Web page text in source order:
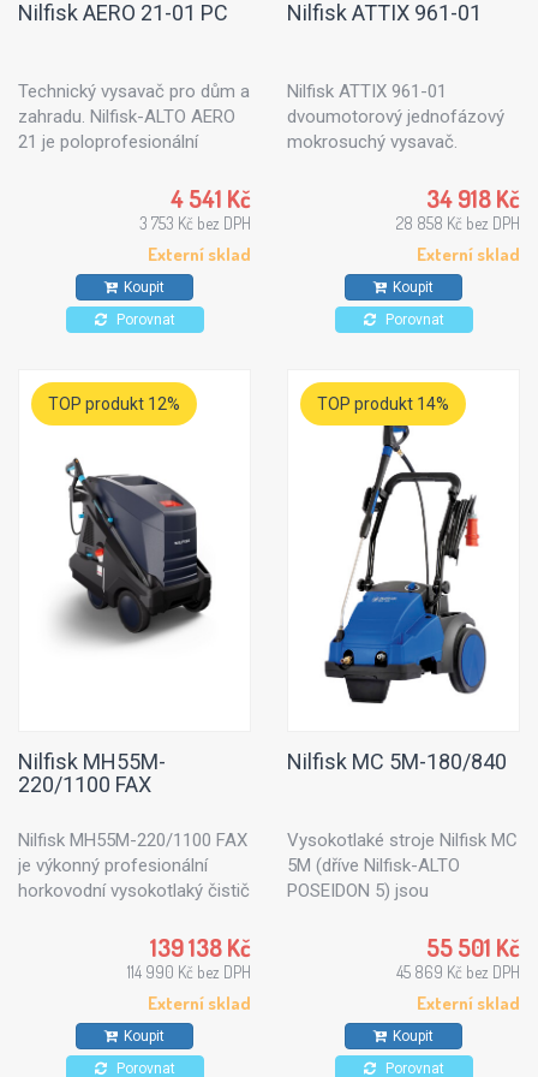
Nilfisk AERO 21-01 PC
Technický vysavač pro dům a
zahradu. Nilfisk-ALTO AERO
21 je poloprofesionální
hobby účely. Lze sním
vysávat jak suché, tak i
4 541 Kč
3 753 Kč bez DPH
Externí sklad
Koupit
Porovnat
Nilfisk ATTIX 961-01
Nilfisk ATTIX 961-01
dvoumotorový jednofázový
mokrosuchý vysavač.
vysokým výkonem.34 918 Kč
28 858 Kč bez DPH
Externí sklad
Koupit
Porovnat
TOP produkt 12%
Nilfisk MH55M-
220/1100 FAX
Nilfisk MH55M-220/1100 FAX
je výkonný profesionální
horkovodní vysokotlaký čistič
nové řady Nilfisk MH
Advanced. Třífázový model s
tlakem 220 bar, maximálním
průtokem 1100 l/h,
provozním průtokem 1050 l/h
a navíjecím bubnem
139 138 Kč
114 990 Kč bez DPH
Externí sklad
Koupit
Porovnat
TOP produkt 14%
Nilfisk MC 5M-180/840
Vysokotlaké stroje Nilfisk MC
5M (dříve Nilfisk-ALTO
POSEIDON 5) jsou
vysokotlaké čističe, které
jsou určeny pro náročnější
úkony. Typickými rysy těchto
strojů je nízká hlučnost,
vysoký výkon a zajímavě
řešený design. Přináší
55 501 Kč
45 869 Kč bez DPH
Externí sklad
Koupit
Porovnat